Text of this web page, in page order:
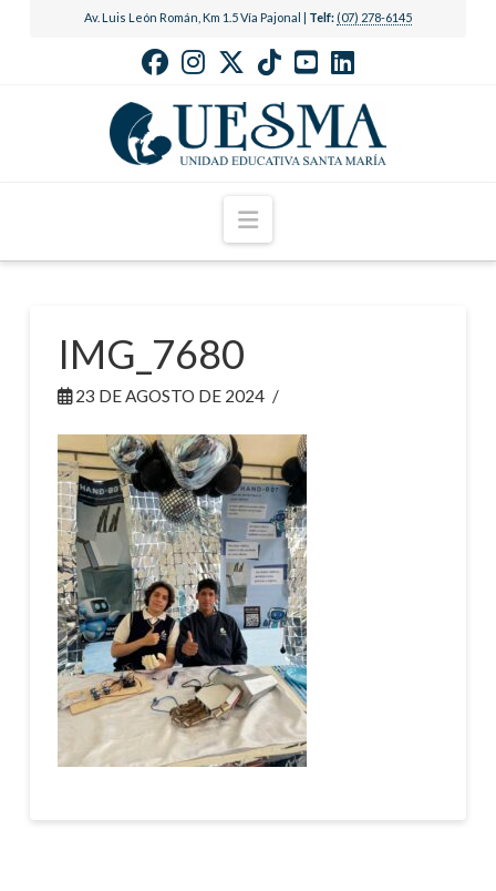
Av. Luis León Román, Km 1.5 Vía Pajonal | Telf: (07) 278-6145
Navigation
IMG_7680
23 DE AGOSTO DE 2024